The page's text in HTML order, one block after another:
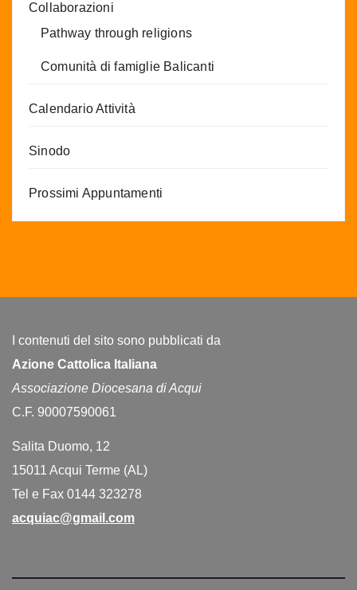
Collaborazioni
Pathway through religions
Comunità di famiglie Balicanti
Calendario Attività
Sinodo
Prossimi Appuntamenti
I contenuti del sito sono pubblicati da
Azione Cattolica Italiana
Associazione Diocesana di Acqui
C.F. 90007590061
Salita Duomo, 12
15011 Acqui Terme (AL)
Tel e Fax 0144 323278
acquiac@gmail.com